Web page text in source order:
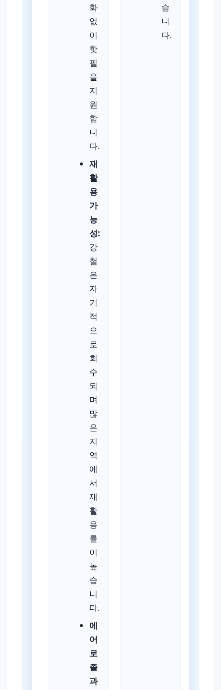
화
없
이
핫
필
을
지
원
합
니
다.
재
활
용
가
능
성:
강
철
은
자
기
적
으
로
회
수
되
며
많
은
지
역
에
서
재
활
용
률
이
높
습
니
다.
에
어
로
졸
과
습
니
다.